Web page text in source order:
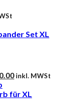
Set XL
Aktueller
ist:
inkl. MWSt
für XL